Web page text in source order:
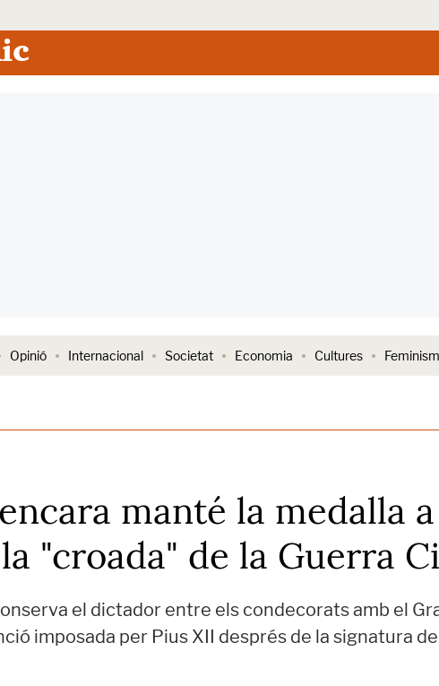
Opinió Internacional Societat Economia Cultures
manté la medalla
"croada" de la Guerra
el dictador entre els condecorats amb el
imposada per Pius XII després de la signatura